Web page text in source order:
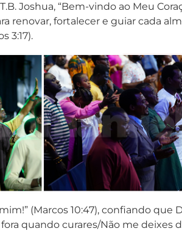
Joshua, “Bem-vindo ao Meu
renovar, fortalecer e guiar cada
3:17).
(Marcos 10:47), confiando que
quando curares/Não me deixes